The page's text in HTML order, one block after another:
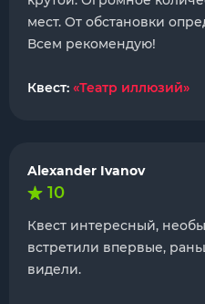
мест. От обстановки
Всем рекомендую!
Квест: «Театр иллюзий»
Alexander Ivanov
10
Квест интересный,
встретили впервые,
видели.